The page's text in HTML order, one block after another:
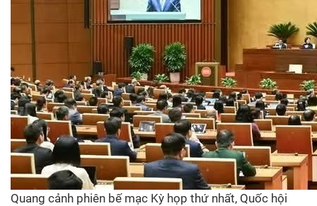
Quang cảnh phiên bế mạc Kỳ họp thứ nhất, Quốc hội